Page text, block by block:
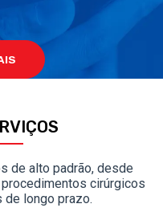
de alto padrão, desde
cirúrgicos
longo prazo.